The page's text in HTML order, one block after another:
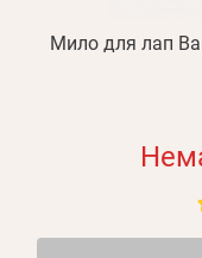
Мило для лап